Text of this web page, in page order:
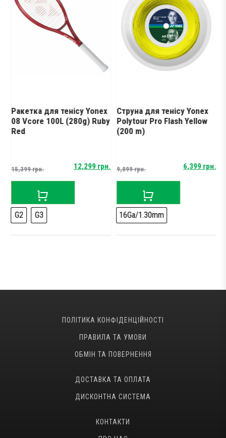
Ракетка для тенісу Yonex
08 Vcore 100L (280g) Ruby
Red
15,399грн.Original
price
was:
15,399 грн..
12,299 грн.
Current
price
is:
12,299 грн..
G2 G3
Струна для тенісу Yonex
Polytour Pro Flash Yellow
(200 m)
9,099грн.Original
price
was:
9,099 грн..
6,399 грн.
Current
price
is:
6,399 грн..
16Ga/1.30mm
ПОЛІТИКА КОНФІДЕНЦІЙНОСТІ
ПРАВИЛА ТА УМОВИ
ОБМІН ТА ПОВЕРНЕННЯ
ДОСТАВКА ТА ОПЛАТА
ДИСКОНТНА СИСТЕМА
КОНТАКТИ